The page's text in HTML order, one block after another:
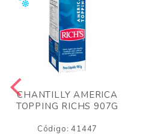
CHANTILLY AMERICA
TOPPING RICHS 907G
Código: 41447